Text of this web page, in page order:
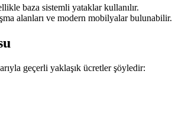
baza sistemli yataklar kullanılır.
alanları ve modern mobilyalar bulunabilir.
geçerli yaklaşık ücretler şöyledir: